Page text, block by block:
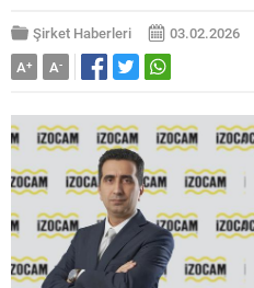
Şirket Haberleri
03.02.2026
A+ A-